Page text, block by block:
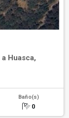
Huasca,
Baño(s)
0